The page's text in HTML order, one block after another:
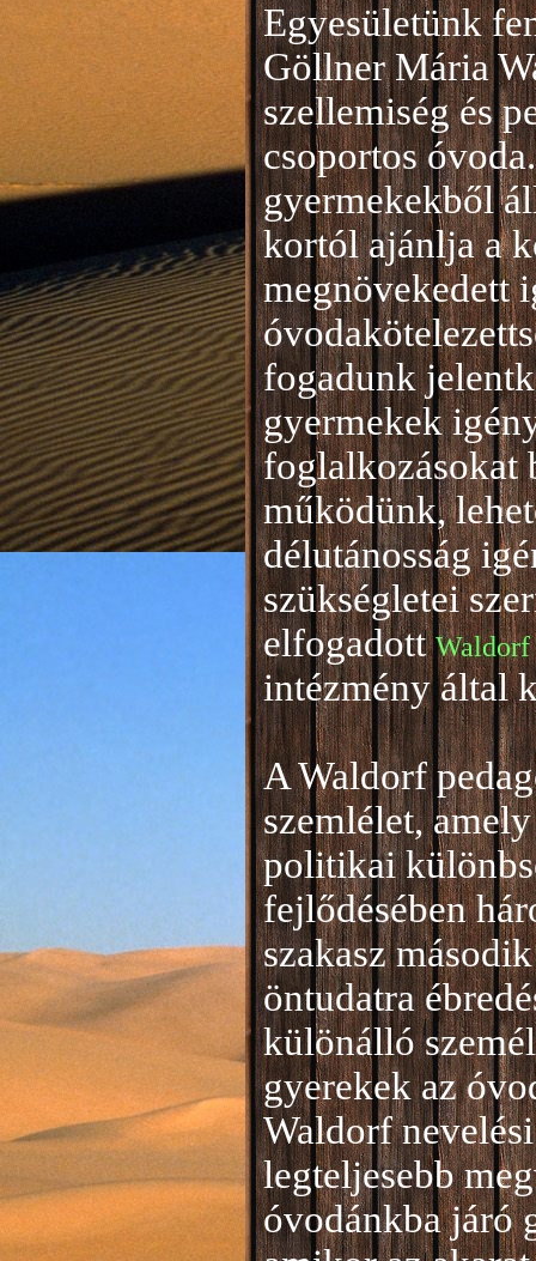
Egyesületünk
Göllner Mária
szellemiség és
csoportos
gyermekekből
kortól ajánlja a
megnövekedett
fogadunk
gyermekek
foglalkozásokat
működünk,
délutánosság
szükségletei
elfogadott Waldorf
intézmény által
A Waldorf
szemlélet,
politikai
fejlődésében
szakasz
öntudatra
különálló
gyerekek az
Waldorf
legteljesebb
óvodánkba járó